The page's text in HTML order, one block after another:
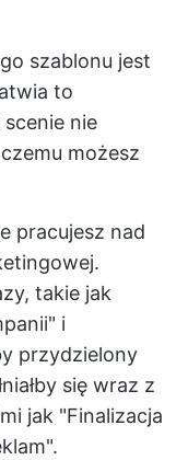
szablonu jest
to
nie
możesz
pracujesz nad
takie jak
i
przydzielony
się wraz z
jak "Finalizacja